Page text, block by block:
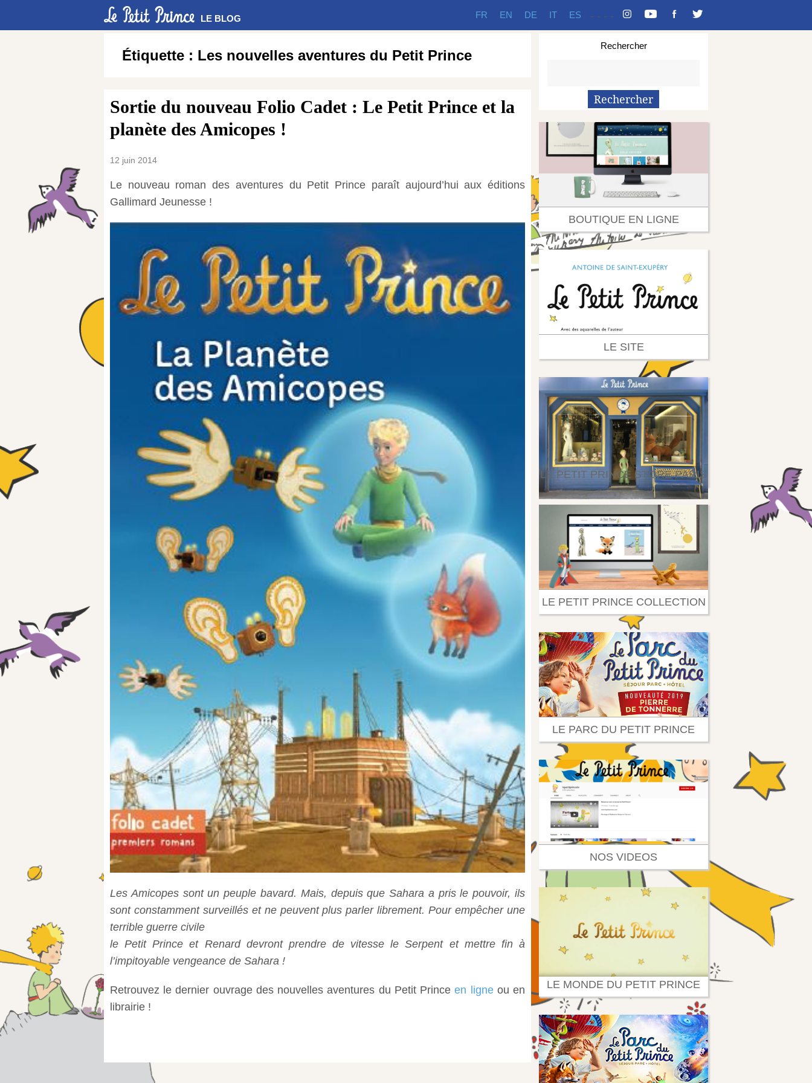
LE BLOG - - - -
FR EN DE IT ES
Étiquette : Les nouvelles aventures du Petit Prince
Sortie du nouveau Folio Cadet : Le Petit Prince et la
planète des Amicopes !
12 juin 2014
Le nouveau roman des aventures du Petit Prince paraît aujourd’hui aux éditions
Gallimard Jeunesse !
Les Amicopes sont un peuple bavard. Mais, depuis que Sahara a pris le pouvoir, ils
sont constamment surveillés et ne peuvent plus parler librement. Pour empêcher une
terrible guerre civile
le Petit Prince et Renard devront prendre de vitesse le Serpent et mettre fin à
l’impitoyable vengeance de Sahara !
Retrouvez le dernier ouvrage des nouvelles aventures du Petit Princeen ligneou en
librairie !
Rechercher
BOUTIQUE EN LIGNE
LE SITE
LE PETIT PRINCE STORE PARIS
LE PETIT PRINCE COLLECTION
LE PARC DU PETIT PRINCE
NOS VIDEOS
LE MONDE DU PETIT PRINCE